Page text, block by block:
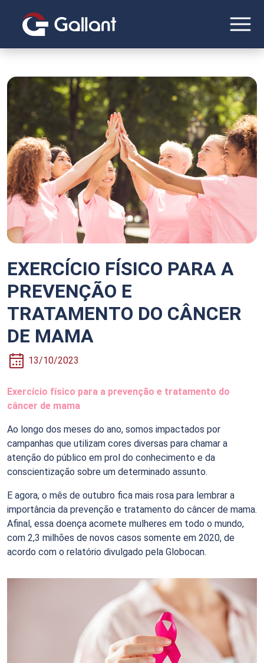
EXERCÍCIO FÍSICO PARA A
PREVENÇÃO E
TRATAMENTO DO CÂNCER
DE MAMA
13/10/2023
Exercício físico para a prevenção e tratamento do
câncer de mama
Ao longo dos meses do ano, somos impactados por
campanhas que utilizam cores diversas para chamar a
atenção do público em prol do conhecimento e da
conscientização sobre um determinado assunto.
E agora, o mês de outubro fica mais rosa para lembrar a
importância da prevenção e tratamento do câncer de mama.
Afinal, essa doença acomete mulheres em todo o mundo,
com 2,3 milhões de novos casos somente em 2020, de
acordo com o relatório divulgado pela Globocan.